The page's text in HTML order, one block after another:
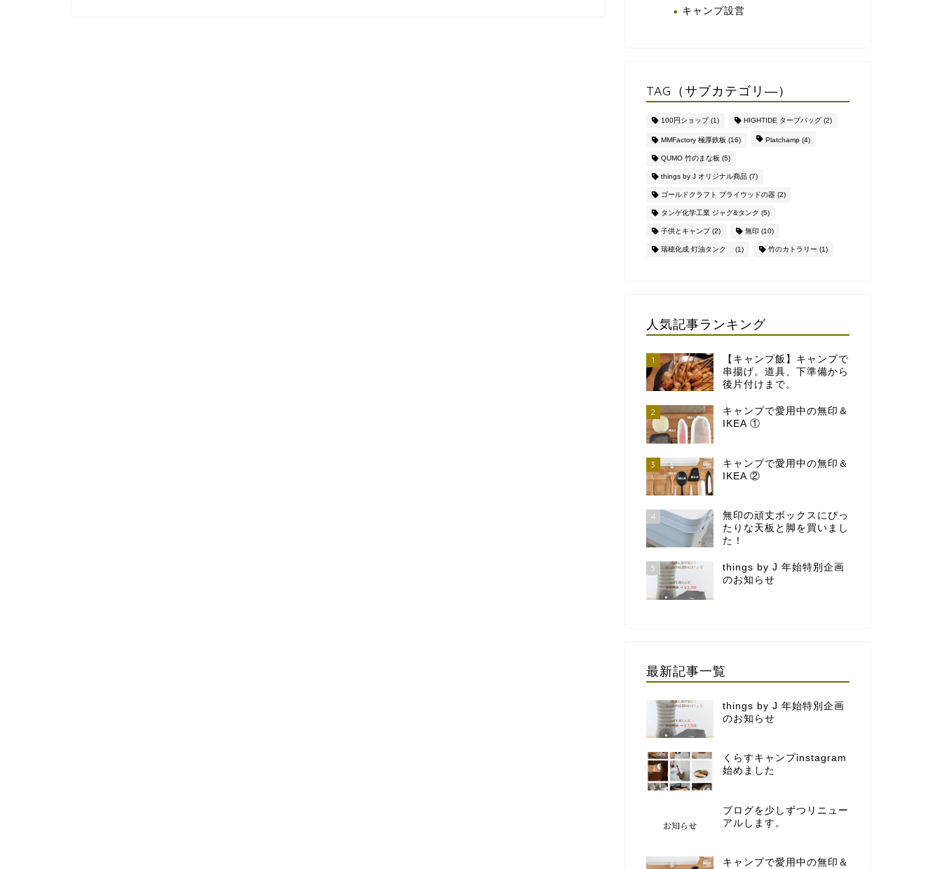
キャンプ設営
TAG（サブカテゴリ―）
100円ショップ(1) HIGHTIDE タープバッグ(2)
MMFactory 極厚鉄板 (16) Platchamp(4)
QUMO 竹のまな板 (5)
things by J オリジナル商品(7)
ゴールドクラフト プライウッドの器(2)
タンゲ化学工業 ジャグ&タンク (5)
子供とキャンプ(2) 無印 (10)
瑞穂化成 灯油タンク (1) 竹のカトラリー (1)
人気記事ランキング
1
【キャンプ飯】キャンプで
串揚げ。道具、下準備から
後片付けまで。
2
キャンプで愛用中の無印＆
IKEA ①
3
キャンプで愛用中の無印＆
IKEA ②
4
無印の頑丈ボックスにぴっ
たりな天板と脚を買いまし
た！
5
things by J 年始特別企画
のお知らせ
最新記事一覧
things by J 年始特別企画
のお知らせ
くらすキャンプinstagram
始めました
ブログを少しずつリニュー
アルします。
キャンプで愛用中の無印＆